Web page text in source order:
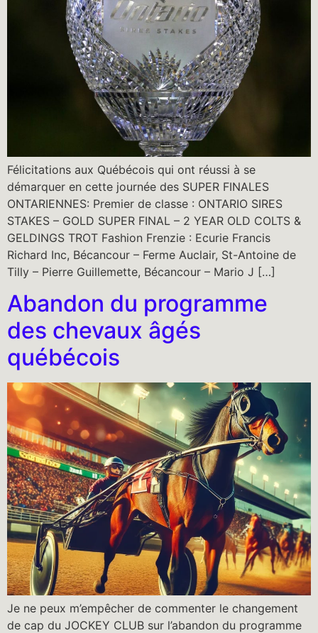
Félicitations aux Québécois qui ont réussi à se
démarquer en cette journée des SUPER FINALES
ONTARIENNES: Premier de classe : ONTARIO SIRES
STAKES – GOLD SUPER FINAL – 2 YEAR OLD COLTS &
GELDINGS TROT Fashion Frenzie : Ecurie Francis
Richard Inc, Bécancour – Ferme Auclair, St-Antoine de
Tilly – Pierre Guillemette, Bécancour – Mario J […]
Abandon du programme
des chevaux âgés
québécois
Je ne peux m’empêcher de commenter le changement
de cap du JOCKEY CLUB sur l’abandon du programme